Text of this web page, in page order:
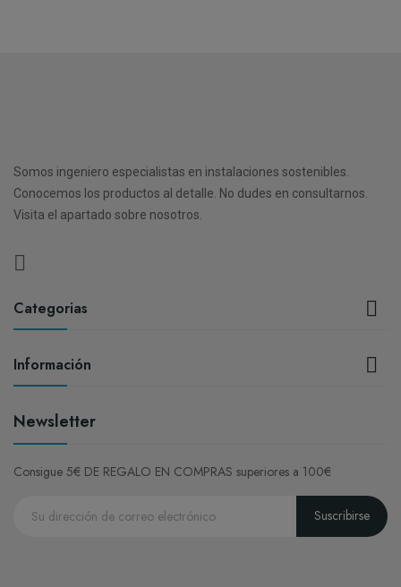
Somos ingeniero especialistas en instalaciones sostenibles.
Conocemos los productos al detalle. No dudes en consultarnos.
Visita el apartado sobre nosotros.
Categorias 
Información 
Newsletter
Consigue 5€ DE REGALO EN COMPRAS superiores a 100€
Suscribirse